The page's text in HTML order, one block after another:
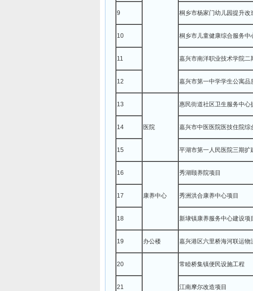
9 桐乡市杨家门幼儿园提升改
10 桐乡市儿童健康综合服务中
11 嘉兴市南洋职业技术学院二
12 嘉兴市第一中学学生公寓品
13
医院
惠民街道社区卫生服务中心
14 嘉兴市中医医院医技住院综
15 平湖市第一人民医院三期扩
16
康养中心
秀湖颐养院项目
17 秀洲洪合康养中心项目
18 新埭镇康养服务中心建设项
19 办公楼 嘉兴港区六里桥海河联运物
20 常睦桥集镇便民设施工程
21 江南摩尔改造项目